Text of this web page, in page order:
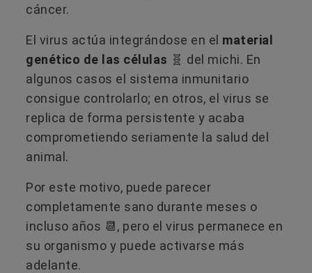
cáncer.
El virus actúa integrándose en el material
genético de las células 🧬​ del michi. En
algunos casos el sistema inmunitario
consigue controlarlo; en otros, el virus se
replica de forma persistente y acaba
comprometiendo seriamente la salud del
animal.
Por este motivo, puede parecer
completamente sano durante meses o
incluso años 📆​, pero el virus permanece en
su organismo y puede activarse más
adelante.